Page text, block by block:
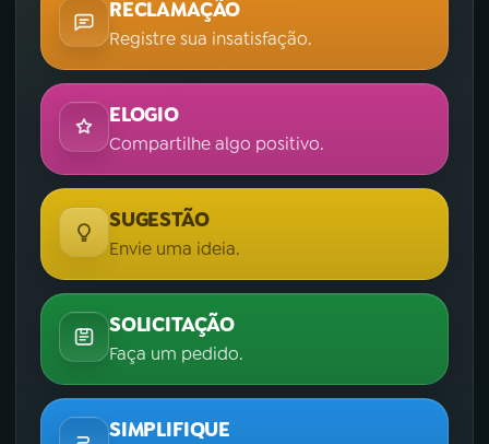
RECLAMAÇÃO
Registre sua insatisfação.
ELOGIO
Compartilhe algo positivo.
SUGESTÃO
Envie uma ideia.
SOLICITAÇÃO
Faça um pedido.
SIMPLIFIQUE